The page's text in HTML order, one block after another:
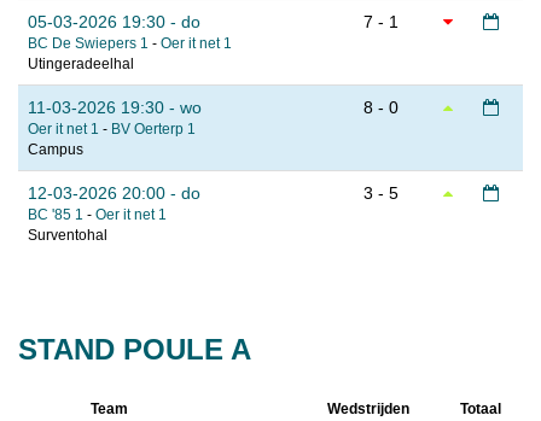
05-03-2026 19:30 - do
BC De Swiepers 1 - Oer it net 1
Utingeradeelhal
7 - 1
11-03-2026 19:30 - wo
Oer it net 1 - BV Oerterp 1
Campus
8 - 0
12-03-2026 20:00 - do
BC '85 1 - Oer it net 1
Surventohal
3 - 5
STAND POULE A
Team Wedstrijden Totaal